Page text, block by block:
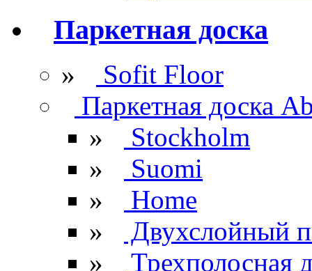
Паркетная доска
»
Sofit Floor
Паркетная доска
»
Stockholm
»
Suomi
»
Home
»
Двухслойный
»
Трехполосная